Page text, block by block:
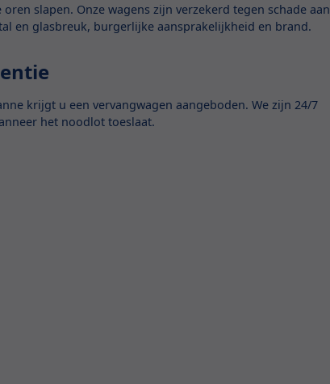
slapen. Onze wagens zijn verzekerd tegen schade aan
en glasbreuk, burgerlijke aansprakelijkheid en brand.
krijgt u een vervangwagen aangeboden. We zijn 24/7
het noodlot toeslaat.